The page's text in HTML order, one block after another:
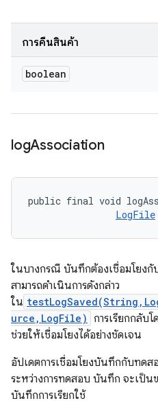
การคืนสินค้า
boolean
logAssociation
public final void
LogFile
ในบางกรณี บันทึกต้องเชื่อมโยง
สามารถดำเนินการดังกล่าว
ใน
urce,LogFile) การเรียกกลับ
ช่วยให้เชื่อมโยงได้อย่างชัดเจน
อัปเดตการเชื่อมโยงบันทึกกับทดส
ระหว่างการทดสอบ บันทึก จะเป็
บันทึกการเรียกใช้